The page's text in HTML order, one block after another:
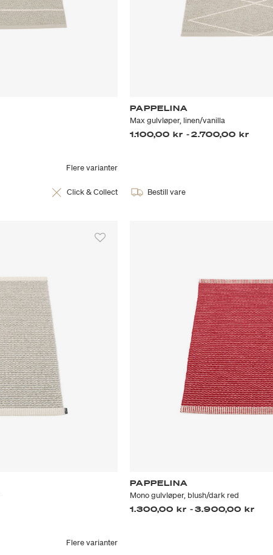
Flere varianter
Click & Collect
PAPPELINA
Max gulvløper, linen/vanilla
1.100,00 kr -2.700,00 kr
Bestill vare
Flere varianter
PAPPELINA
Mono gulvløper, blush/dark red
1.300,00 kr -3.900,00 kr